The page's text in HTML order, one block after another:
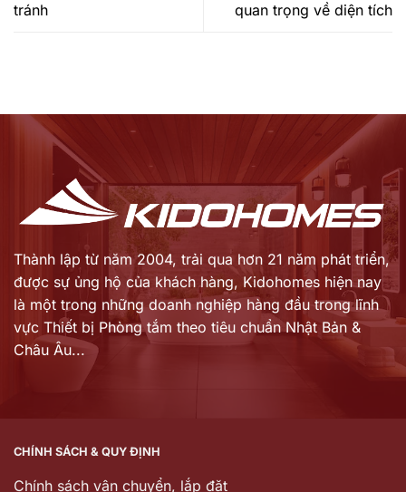
tránh
quan trọng về diện tích
Thành lập từ năm 2004, trải qua hơn 21 năm phát triển,
được sự ủng hộ của khách hàng, Kidohomes hiện nay
là một trong những doanh nghiệp hàng đầu trong lĩnh
vực Thiết bị Phòng tắm theo tiêu chuẩn Nhật Bản &
Châu Âu...
CHÍNH SÁCH & QUY ĐỊNH
Chính sách vận chuyển, lắp đặt